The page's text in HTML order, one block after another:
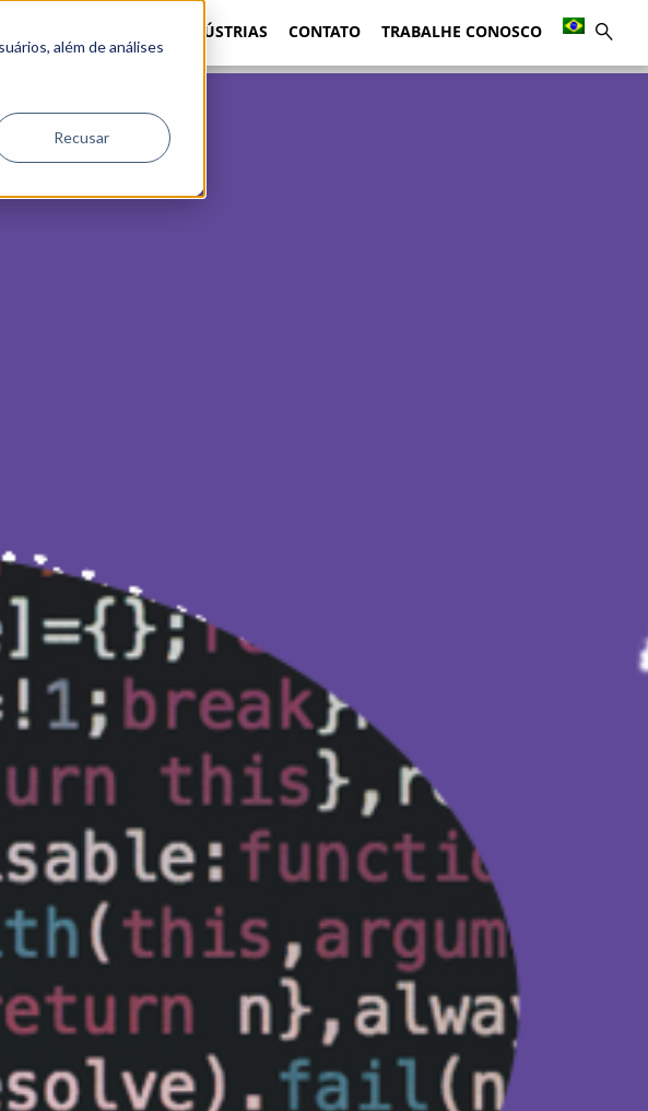
além de análises
Recusar
INDÚSTRIAS CONTATO TRABALHE CONOSCO